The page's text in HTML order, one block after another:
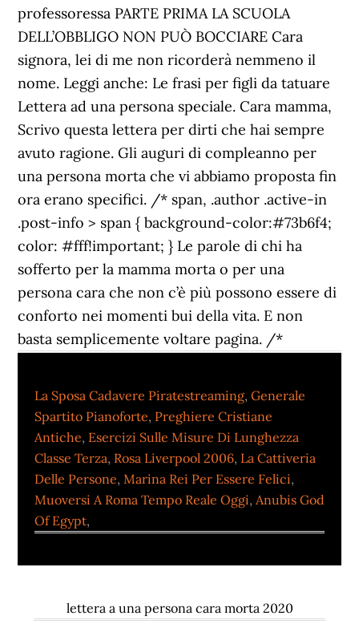
professoressa PARTE PRIMA LA SCUOLA
DELL’OBBLIGO NON PUÒ BOCCIARE Cara
signora, lei di me non ricorderà nemmeno il
nome. Leggi anche: Le frasi per figli da tatuare
Lettera ad una persona speciale. Cara mamma,
Scrivo questa lettera per dirti che hai sempre
avuto ragione. Gli auguri di compleanno per
una persona morta che vi abbiamo proposta fin
ora erano specifici. /* span, .author .active-in
.post-info > span { background-color:#73b6f4;
color: #fff!important; } Le parole di chi ha
sofferto per la mamma morta o per una
persona cara che non c’è più possono essere di
conforto nei momenti bui della vita. E non
basta semplicemente voltare pagina. /*
La Sposa Cadavere Piratestreaming, Generale
Spartito Pianoforte, Preghiere Cristiane
Antiche, Esercizi Sulle Misure Di Lunghezza
Classe Terza, Rosa Liverpool 2006, La Cattiveria
Delle Persone, Marina Rei Per Essere Felici,
Muoversi A Roma Tempo Reale Oggi, Anubis God
Of Egypt,
lettera a una persona cara morta 2020